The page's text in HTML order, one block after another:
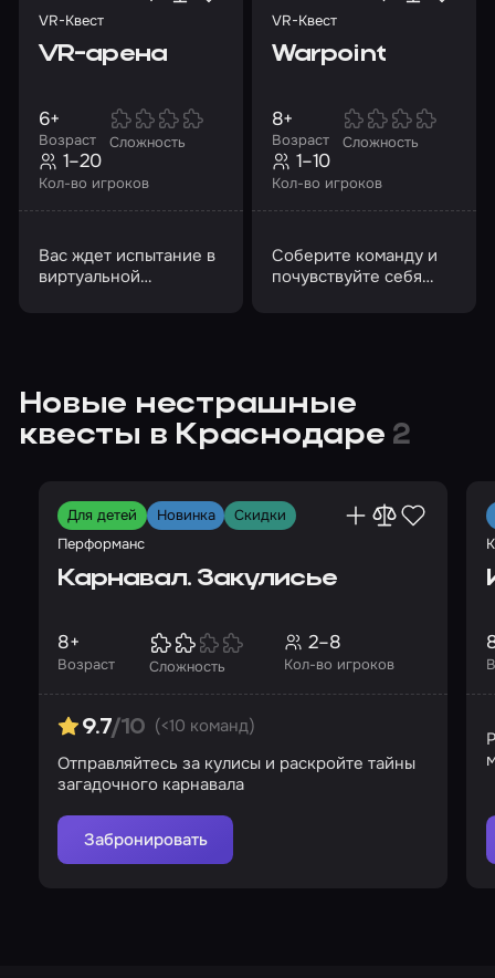
VR-Квест
VR-арена
Возраст
6+
Сложность
Кол-во игроков
1–20
Вас ждет испытание в
виртуальной
VR-Квест
Warpoint
Возраст
8+
Сложность
Кол-во игроков
1–10
Соберите команду и
почувствуйте себя
Новые нестрашные
квесты в Краснодаре 2
Для детей Новинка
Скидки
Перформанс
Карнавал. Закулисье
Возраст
8+
Сложность Кол-во игроков
2–8
9.7/10 (<10 команд)
Отправляйтесь за кулисы и раскройте тайны
загадочного карнавала
Забронировать